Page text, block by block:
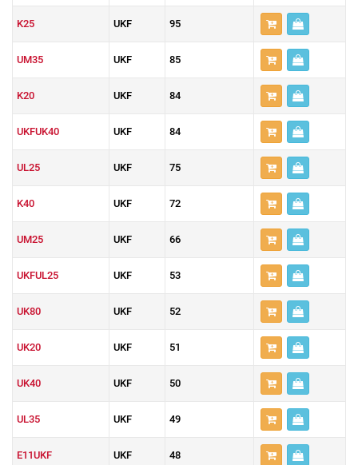
K25 UKF 95
UM35 UKF 85
K20 UKF 84
UKFUK40 UKF 84
UL25 UKF 75
K40 UKF 72
UM25 UKF 66
UKFUL25 UKF 53
UK80 UKF 52
UK20 UKF 51
UK40 UKF 50
UL35 UKF 49
E11UKF UKF 48